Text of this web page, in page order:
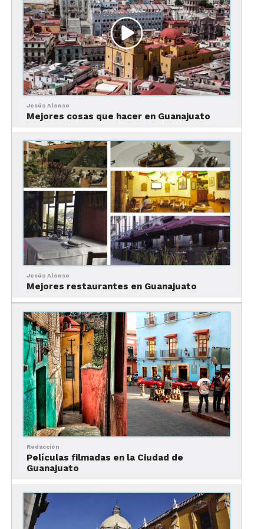
el tráileraquí.
Películas filmadas en el
Estado de Guanajuato –
Hidden Moon
Luna Escondida, (2009) es una coproducción
internacional de México-Estados Unidos, dirigida
por Pepe Bojórquez y protagonizada por Wes
Bentley y Ana Serradilla. Filmada mayormente en
la Ciudad de Guanajuato, esta película tuvo como
intención promover los atractivos de la ciudad a
nivel internacional, mostrando desde el
tradicional callejón del beso hasta vistas aéreas del
centro, entre 20 otras locaciones. Puedes ver el
tráileraquí
Jesús Alonso
Mejores cosas que hacer en Guanajuato
Jesús Alonso
Mejores restaurantes en Guanajuato
Redacción
Películas filmadas en la Ciudad de
Guanajuato